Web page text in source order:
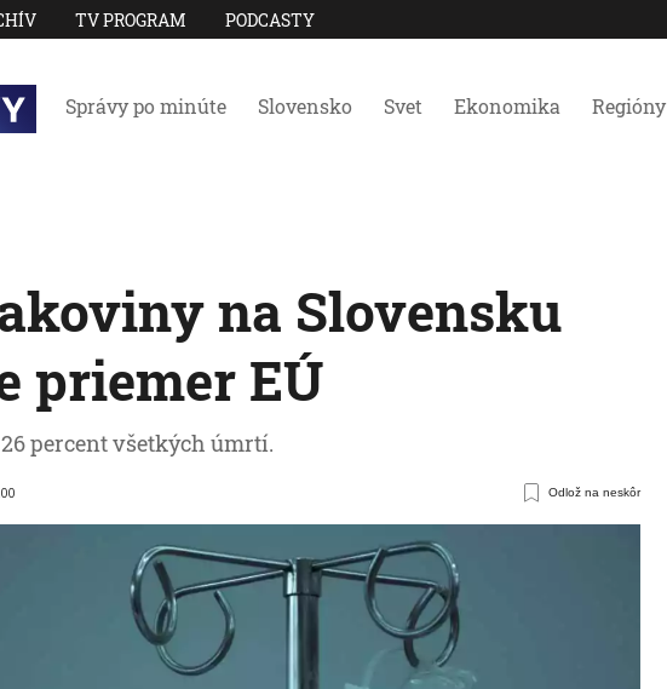
TV PROGRAM PODCASTY
Správy po minúte Slovensko Svet Ekonomika Regióny
na Slovensku
priemer EÚ
percent všetkých úmrtí.
Odlož na neskôr